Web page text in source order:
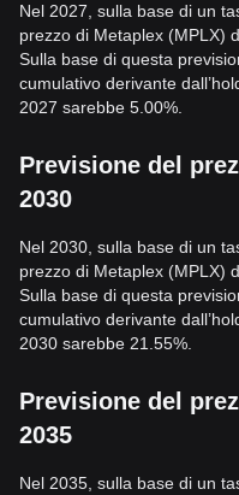
Nel 2027, sulla base di un
prezzo di Metaplex (MPLX)
Sulla base di questa
cumulativo derivante
2027 sarebbe 5.00%.
Previsione del
2030
Nel 2030, sulla base di un
prezzo di Metaplex (MPLX)
Sulla base di questa
cumulativo derivante
2030 sarebbe 21.55%.
Previsione del
2035
Nel 2035, sulla base di un